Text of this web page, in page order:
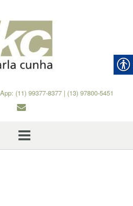
(11) 99377-8377 | (13) 97800-5451